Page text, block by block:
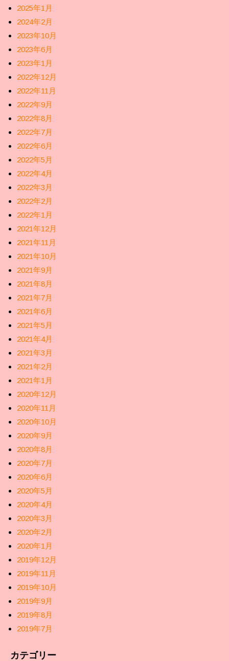
2025年1月
2024年2月
2023年10月
2023年6月
2023年1月
2022年12月
2022年11月
2022年9月
2022年8月
2022年7月
2022年6月
2022年5月
2022年4月
2022年3月
2022年2月
2022年1月
2021年12月
2021年11月
2021年10月
2021年9月
2021年8月
2021年7月
2021年6月
2021年5月
2021年4月
2021年3月
2021年2月
2021年1月
2020年12月
2020年11月
2020年10月
2020年9月
2020年8月
2020年7月
2020年6月
2020年5月
2020年4月
2020年3月
2020年2月
2020年1月
2019年12月
2019年11月
2019年10月
2019年9月
2019年8月
2019年7月
カテゴリー